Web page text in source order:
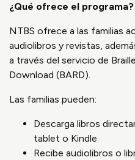
¿Qué ofrece el programa?
NTBS ofrece a las familias
audiolibros y revistas,
a través del servicio de
Download (BARD).
Las familias pueden:
Descarga libros
tablet o Kindle
Recibe audiolibros o